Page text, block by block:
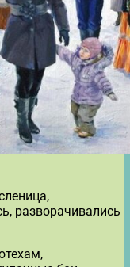
разворачивались